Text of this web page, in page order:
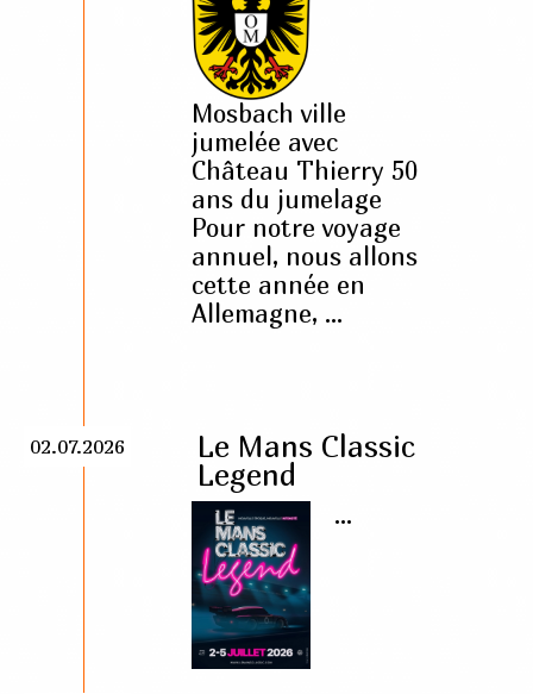
Mosbach ville
jumelée avec
Château Thierry 50
ans du jumelage
Pour notre voyage
annuel, nous allons
cette année en
Allemagne, ...
02.07.2026
Le Mans Classic
Legend
...